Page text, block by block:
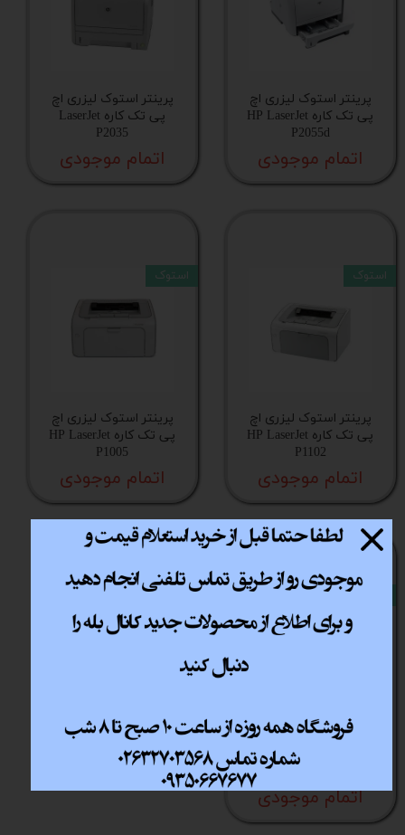
پرینتر استوک لیزری اچ
پی تک کاره HP LaserJet
P2055d
اتمام موجودی
پرینتر استوک لیزری اچ
پی تک کاره LaserJet
P2035
اتمام موجودی
پرینتر استوک لیزری اچ
پی تک کاره HP LaserJet
P1102
اتمام موجودی
استوک
پرینتر استوک لیزری اچ
پی تک کاره HP LaserJet
P1005
اتمام موجودی
استوک
پرینتر استوک لیزری اچ
پی تک کاره HP Laserjet
اتمام موجودی
استوک